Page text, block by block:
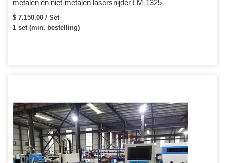
metalen en niet-metalen lasersnijder LM-1325
$ 7.150,00 / Set
1 set (min. bestelling)